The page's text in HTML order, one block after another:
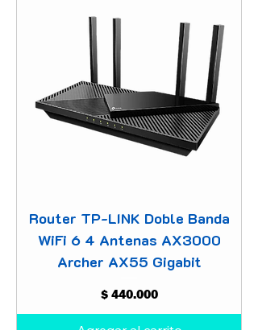
Router TP-LINK Doble Banda
WiFi 6 4 Antenas AX3000
Archer AX55 Gigabit
Precio
$ 440.000